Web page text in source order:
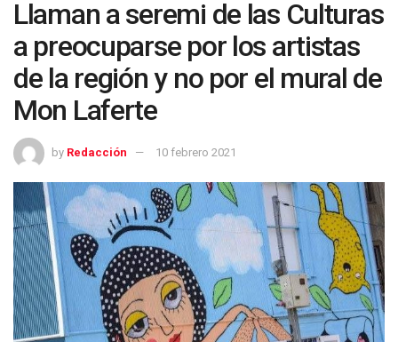
Llaman a seremi de las Culturas
a preocuparse por los artistas
de la región y no por el mural de
Mon Laferte
by Redacción 10 febrero 2021